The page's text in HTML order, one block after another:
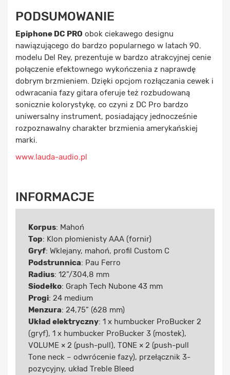
PODSUMOWANIE
Epiphone DC PRO obok ciekawego designu
nawiązującego do bardzo popularnego w latach 90.
modelu Del Rey, prezentuje w bardzo atrakcyjnej cenie
połączenie efektownego wykończenia z naprawdę
dobrym brzmieniem. Dzięki opcjom rozłączania cewek i
odwracania fazy gitara oferuje też rozbudowaną
sonicznie kolorystykę, co czyni z DC Pro bardzo
uniwersalny instrument, posiadający jednocześnie
rozpoznawalny charakter brzmienia amerykańskiej
marki.
www.lauda-audio.pl
INFORMACJE
Korpus: Mahoń
Top: Klon płomienisty AAA (fornir)
Gryf: Wklejany, mahoń, profil Custom C
Podstrunnica: Pau Ferro
Radius: 12”/304,8 mm
Siodełko: Graph Tech Nubone 43 mm
Progi: 24 medium
Menzura: 24,75” (628 mm)
Układ elektryczny: 1 x humbucker ProBucker 2
(gryf), 1 x humbucker ProBucker 3 (mostek),
VOLUME × 2 (push-pull), TONE × 2 (push-pull
Tone neck – odwrócenie fazy), przełącznik 3-
pozycyjny, układ Treble Bleed